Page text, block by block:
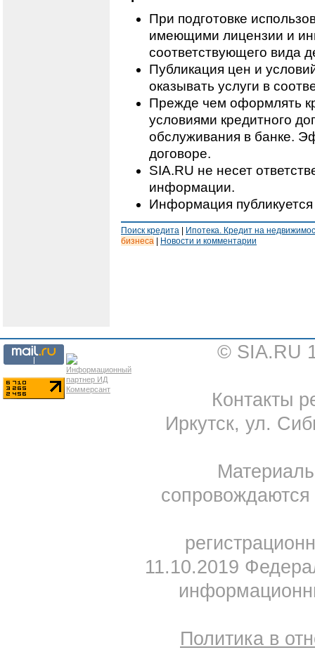
При подготовке
имеющими лицензии и
соответствующего вида
Публикация цен и
оказывать услуги в
Прежде чем оформлять
условиями кредитного
обслуживания в банке.
договоре.
SIA.RU не несет
информации.
Информация
Поиск кредита
Ипотека. Кредит на
бизнеса
Новости и комментарии
© SIA.RU
Контакты
Иркутск, ул.
11.10.2019
Политика в